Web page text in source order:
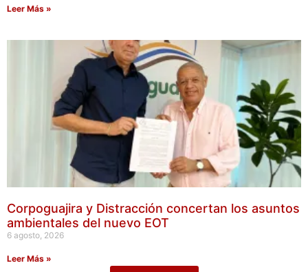
Leer Más »
Corpoguajira y Distracción concertan los asuntos
ambientales del nuevo EOT
6 agosto, 2026
Leer Más »